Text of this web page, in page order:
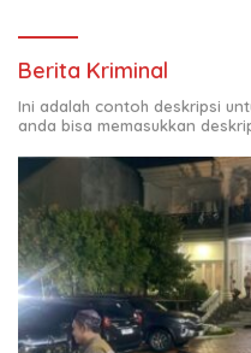
Berita Kriminal
Ini adalah contoh deskripsi
anda bisa memasukkan